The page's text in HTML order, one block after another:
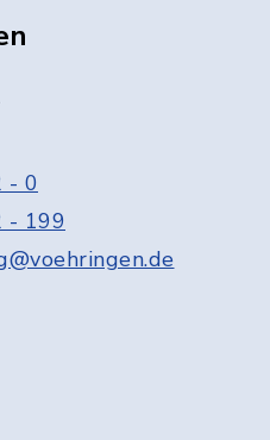
- 0
- 199